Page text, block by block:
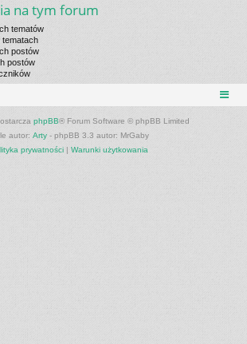
na tym forum
tematów
tematach
postów
postów
phpBB® Forum Software © phpBB Limited
autor: Arty - phpBB 3.3 autor: MrGaby
prywatności| Warunki użytkowania